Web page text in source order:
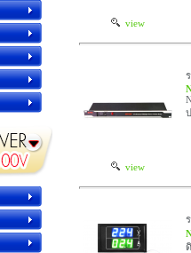
view
view